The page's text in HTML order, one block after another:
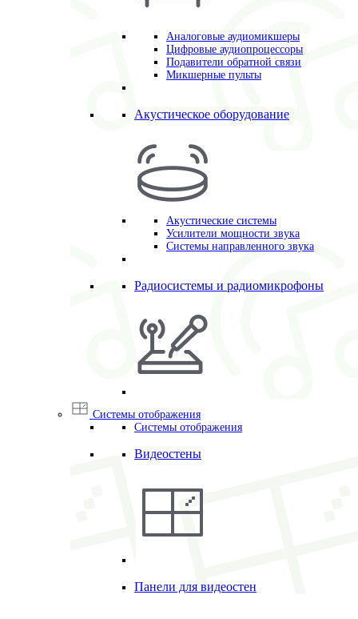
Аналоговые аудиомикшеры
Цифровые аудиопроцессоры
Подавители обратной связи
Микшерные пульты
Акустическое оборудование
Акустические системы
Усилители мощности звука
Системы направленного звука
Радиосистемы и радиомикрофоны
Системы отображения
Системы отображения
Видеостены
Панели для видеостен